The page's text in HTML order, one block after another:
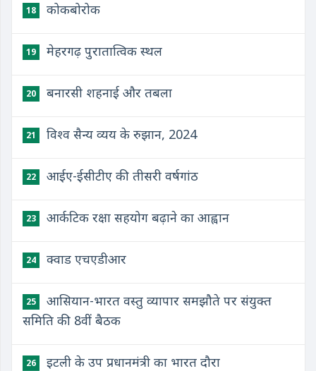
18 कोकबोरोक
19 मेहरगढ़ पुरातात्विक स्थल
20 बनारसी शहनाई और तबला
21 विश्व सैन्य व्यय के रुझान, 2024
22 आईए-ईसीटीए की तीसरी वर्षगांठ
23 आर्कटिक रक्षा सहयोग बढ़ाने का आह्वान
24 क्वाड एचएडीआर
25
आसियान-भारत वस्तु व्यापार समझौते पर संयुक्त
समिति की 8वीं बैठक
26 इटली के उप प्रधानमंत्री का भारत दौरा